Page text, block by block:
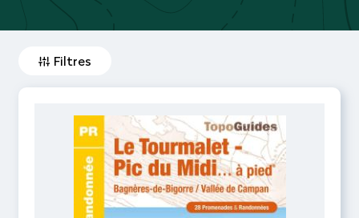
Filtres